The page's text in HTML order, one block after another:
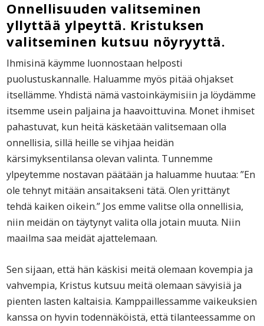
Onnellisuuden valitseminen
yllyttää ylpeyttä. Kristuksen
valitseminen kutsuu nöyryyttä.
Ihmisinä käymme luonnostaan helposti
puolustuskannalle. Haluamme myös pitää ohjakset
itsellämme. Yhdistä nämä vastoinkäymisiin ja löydämme
itsemme usein paljaina ja haavoittuvina. Monet ihmiset
pahastuvat, kun heitä käsketään valitsemaan olla
onnellisia, sillä heille se vihjaa heidän
kärsimyksentilansa olevan valinta. Tunnemme
ylpeytemme nostavan päätään ja haluamme huutaa: ”En
ole tehnyt mitään ansaitakseni tätä. Olen yrittänyt
tehdä kaiken oikein.” Jos emme valitse olla onnellisia,
niin meidän on täytynyt valita olla jotain muuta. Niin
maailma saa meidät ajattelemaan.
Sen sijaan, että hän käskisi meitä olemaan kovempia ja
vahvempia, Kristus kutsuu meitä olemaan sävyisiä ja
pienten lasten kaltaisia. Kamppaillessamme vaikeuksien
kanssa on hyvin todennäköistä, että tilanteessamme on